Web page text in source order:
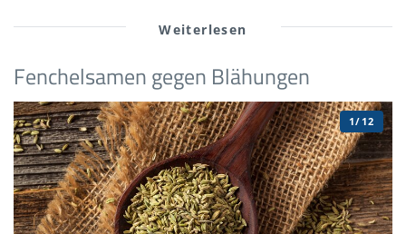
einfache Hausmittel können oft Abhilfe schaffen. Und
viele Gewürze sind im Küchenschrank vorhanden.
Fenchelsamen gegen Blähungen
1/12